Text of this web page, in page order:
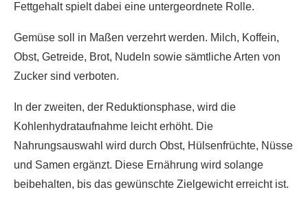
Fettgehalt spielt dabei eine untergeordnete Rolle.
Gemüse soll in Maßen verzehrt werden. Milch, Koffein,
Obst, Getreide, Brot, Nudeln sowie sämtliche Arten von
Zucker sind verboten.
In der zweiten, der Reduktionsphase, wird die
Kohlenhydrataufnahme leicht erhöht. Die
Nahrungsauswahl wird durch Obst, Hülsenfrüchte, Nüsse
und Samen ergänzt. Diese Ernährung wird solange
beibehalten, bis das gewünschte Zielgewicht erreicht ist.